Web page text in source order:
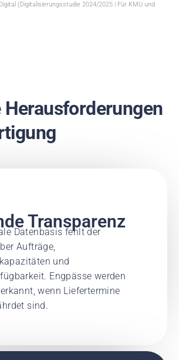
(Digitalisierungsstudie 2024/2025 | Für KMU und
Transparenz
Datenbasis fehlt der
Aufträge,
und
Engpässe werden
wenn Liefertermine
sind.